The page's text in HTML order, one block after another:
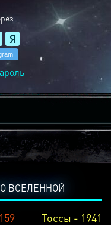
ВСЕЛЕННОЙ
Тоссы - 1941